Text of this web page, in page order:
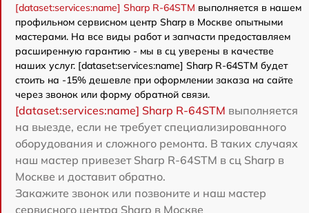
[dataset:services:name] Sharp R-64STM выполняется в нашем
профильном сервисном центр Sharp в Москве опытными
мастерами. На все виды работ и запчасти предоставляем
расширенную гарантию - мы в сц уверены в качестве
наших услуг. [dataset:services:name] Sharp R-64STM будет
стоить на -15% дешевле при оформлении заказа на сайте
через звонок или форму обратной связи.
[dataset:services:name] Sharp R-64STM выполняется
на выезде, если не требует специализированного
оборудования и сложного ремонта. В таких случаях
наш мастер привезет Sharp R-64STM в сц Sharp в
Москве и доставит обратно.
Закажите звонок или позвоните и наш мастер
сервисного центра Sharp в Москве